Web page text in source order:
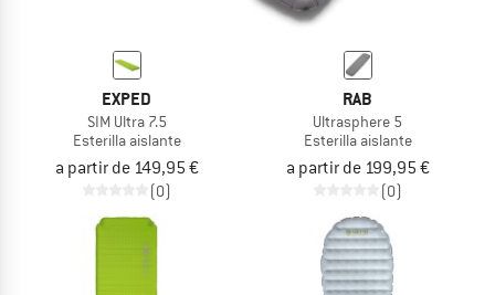
EXPED
SIM Ultra 7.5
Esterilla aislante
a partir de 149,95 €
(0)
RAB
Ultrasphere 5
Esterilla aislante
a partir de 199,95 €
(0)